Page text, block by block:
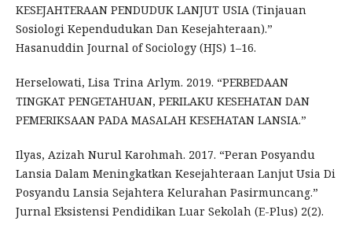
KESEJAHTERAAN PENDUDUK LANJUT USIA (Tinjauan
Sosiologi Kependudukan Dan Kesejahteraan).”
Hasanuddin Journal of Sociology (HJS) 1–16.
Herselowati, Lisa Trina Arlym. 2019. “PERBEDAAN
TINGKAT PENGETAHUAN, PERILAKU KESEHATAN DAN
PEMERIKSAAN PADA MASALAH KESEHATAN LANSIA.”
Ilyas, Azizah Nurul Karohmah. 2017. “Peran Posyandu
Lansia Dalam Meningkatkan Kesejahteraan Lanjut Usia Di
Posyandu Lansia Sejahtera Kelurahan Pasirmuncang.”
Jurnal Eksistensi Pendidikan Luar Sekolah (E-Plus) 2(2).